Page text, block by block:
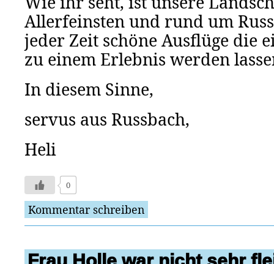
Allerfeinsten und rund um
jeder Zeit schöne Ausflüge die
zu einem Erlebnis werden
In diesem Sinne,
servus aus Russbach,
Heli
0
Kommentar schreiben